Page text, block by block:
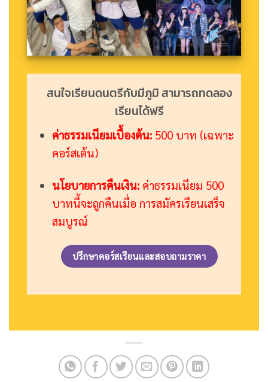
สนใจเรียนดนตรีกับมีภูมิ สามารถทดลอง
เรียนได้ฟรี
ค่าธรรมเนียมเบื้องต้น:500 บาท (เฉพาะ
คอร์สเต้น)
นโยบายการคืนเงิน:ค่าธรรมเนียม 500
บาทนี้จะถูกคืนเมื่อ การสมัครเรียนเสร็จ
สมบูรณ์
ปรึกษาคอร์สเรียนและสอบถามราคา